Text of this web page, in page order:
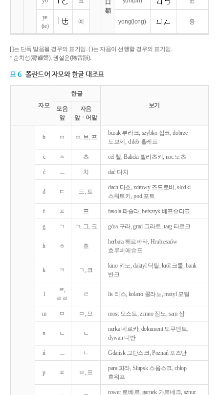
口
類
ye
(ie)
예 yong(iong) 융
[ ]는 단독 발음될 경우의 표기임. ( )는 자음이 선행할 경우의 표기임.
* 순치성(脣齒聲), 권설운(捲舌韻).
표 6 폴란드어 자모와 한글 대조표
자모
한글
보기
모음
앞
자음
앞ㆍ어말
b ㅂ ㅂ, 브, 프
burak 부라크, szybko 십코, dobrze
도브제, chleb 흘레프
c ㅊ 츠 cel 첼, Balicki 발리츠키, noc 노츠
ć ㅡ 치 dać 다치
d ㄷ 드, 트
dach 다흐, zdrowy 즈드로비, słodki
스워트키, pod 포트
f ㅍ 프 fasola 파솔라, befsztyk 베프슈티크
g ㄱ ㄱ, 그, 크 góra 구라, grad 그라트, targ 타르크
h ㅎ 흐
herbata 헤르바타, Hrubieszów
흐루비에슈프
k ㅋ ㄱ, 크
kino 키노, daktyl 닥틸, król 크룰, bank
반크
l
ㄹ,
ㄹㄹ
ㄹ lis 리스, kolano 콜라노, motyl 모틸
m ㅁ ㅁ, 므 most 모스트, zimno 짐노, sam 삼
n ㄴ ㄴ
nerka 네르카, dokument 도쿠멘트,
dywan 디반
ń ㅡ ㄴ Gdańsk 그단스크, Poznań 포즈난
p ㅍ ㅂ, 프
para 파라, Słupsk 스웁스크, chłop
흐워프
rower 로베르, garnek 가르네크, sznur